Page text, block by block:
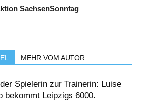
SachsenSonntag
MEHR VOM AUTOR
Spielerin zur Trainerin: Luise
bekommt Leipzigs 6000.